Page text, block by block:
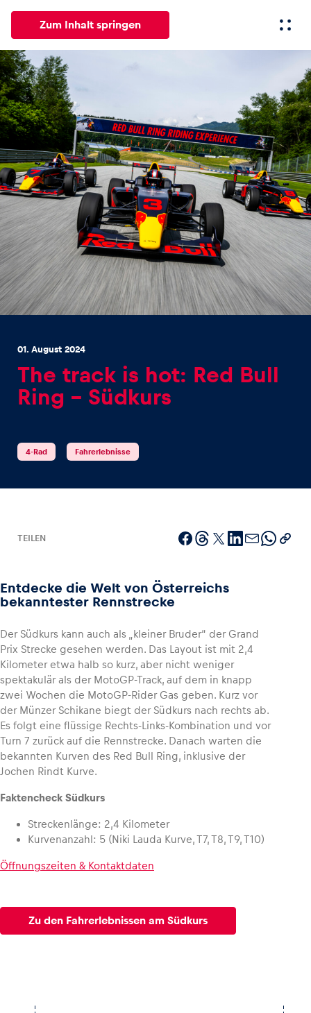
Zum Inhalt springen
Alle
News
Alle anzeigen
Events
Alle anzeigen
Fahrzeug
Alle anzeigen
Business
01. August 2024
The track is hot: Red Bull
Ring – Südkurs
4-Rad Fahrerlebnisse
TEILEN
Entdecke die Welt von Österreichs
bekanntester Rennstrecke
Der Südkurs kann auch als „kleiner Bruder“ der Grand
Prix Strecke gesehen werden. Das Layout ist mit 2,4
Kilometer etwa halb so kurz, aber nicht weniger
spektakulär als der MotoGP-Track, auf dem in knapp
zwei Wochen die MotoGP-Rider Gas geben. Kurz vor
der Münzer Schikane biegt der Südkurs nach rechts ab.
Es folgt eine flüssige Rechts-Links-Kombination und vor
Turn 7 zurück auf die Rennstrecke. Danach warten die
bekannten Kurven des Red Bull Ring, inklusive der
Jochen Rindt Kurve.
Faktencheck Südkurs
Streckenlänge: 2,4 Kilometer
Kurvenanzahl: 5 (Niki Lauda Kurve, T7, T8, T9, T10)
Öffnungszeiten & Kontaktdaten
Zu den Fahrerlebnissen am Südkurs